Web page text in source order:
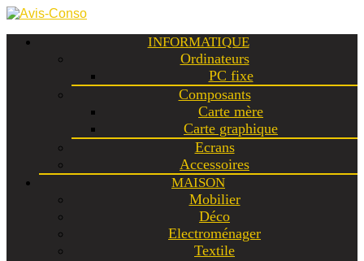
INFORMATIQUE
Ordinateurs
PC fixe
Composants
Carte mère
Carte graphique
Ecrans
Accessoires
MAISON
Mobilier
Déco
Electroménager
Textile